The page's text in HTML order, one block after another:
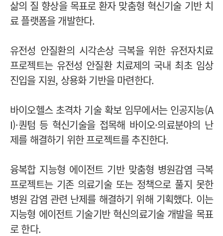
삶의 질 향상을 목표로 환자 맞춤형 혁신기술 기반 치
료 플랫폼을 개발한다.
유전성 안질환의 시각손상 극복을 위한 유전자치료
프로젝트는 유전성 안질환 치료제의 국내 최초 임상
진입을 지원, 상용화 기반을 마련한다.
바이오헬스 초격차 기술 확보 임무에서는 인공지능(A
I)·퀀텀 등 혁신기술을 접목해 바이오·의료분야의 난
제를 해결하기 위한 프로젝트를 추진한다.
융복합 지능형 에이전트 기반 맞춤형 병원감염 극복
프로젝트는 기존 의료기술 또는 정책으로 풀지 못한
병원 감염 관련 난제를 해결하기 위해 기획했다. 이는
지능형 에이전트 기술기반 혁신의료기술 개발을 목표
로 한다.